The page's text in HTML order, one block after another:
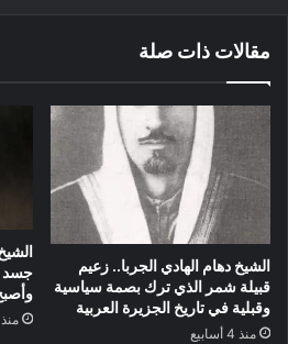
مقالات ذات صلة
الشيخ دهام الهادي الجربا.. زعيم
قبيلة شمر الذي ترك بصمة سياسية
وقبلية في تاريخ الجزيرة العربية
منذ 4 أسابيع
جسد
منذ 4 أسابيع